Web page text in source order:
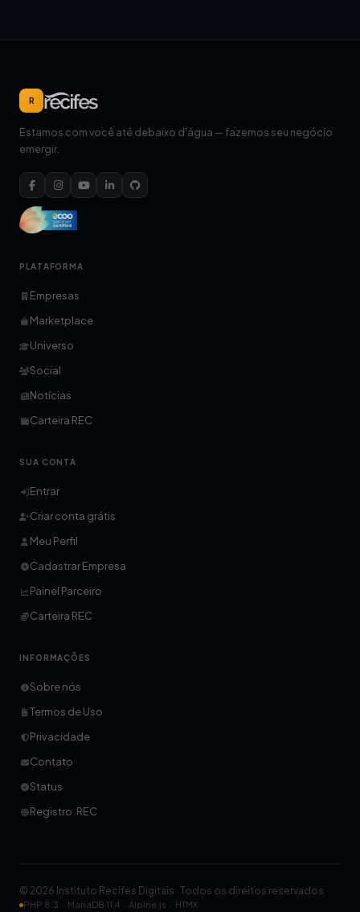
R
Estamos com você até debaixo d'água — fazemos seu negócio
emergir.
PLATAFORMA
Empresas
Marketplace
Universo
Social
Notícias
Carteira REC
SUA CONTA
Entrar
Criar conta grátis
Meu Perfil
Cadastrar Empresa
Painel Parceiro
Carteira REC
INFORMAÇÕES
Sobre nós
Termos de Uso
Privacidade
Contato
Status
Registro .REC
© 2026 Instituto Recifes Digitais · Todos os direitos reservados
PHP 8.3 · MariaDB 11.4 · Alpine.js · HTMX